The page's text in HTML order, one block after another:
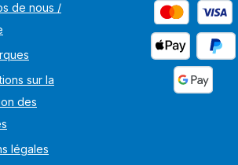
de nous /
sur la
des
légales